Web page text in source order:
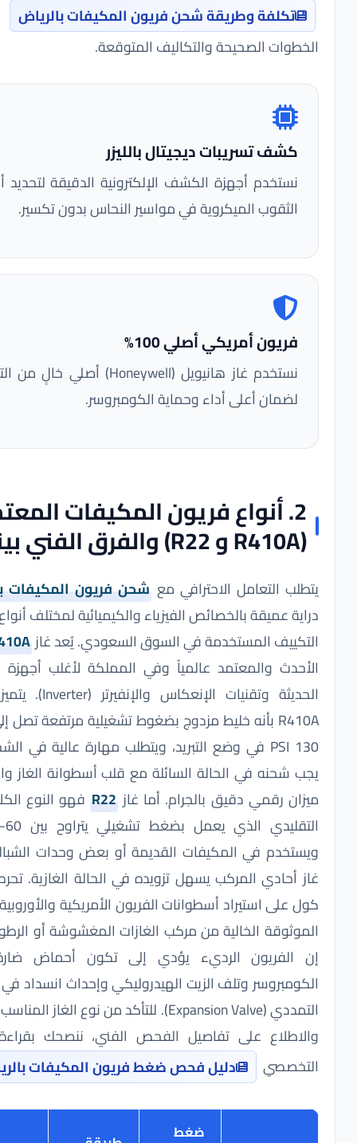
تكلفة وطريقة شحن فريون المكيفات بالرياض
لمعرفة
الصحيحة والتكاليف المتوقعة.
تسريبات ديجيتال بالليزر
أجهزة الكشف الإلكترونية الدقيقة لتحديد أسرع
الميكروية في مواسير النحاس بدون تكسير.
أمريكي أصلي 100%
نستخدم غاز هانيويل (Honeywell) أصلي خالٍ من التلوث
أعلى أداء وحماية الكومبروسر.
2. أنواع فريون المكيفات المعتمدة
التعامل الاحترافي معشحن فريون المكيفات بالرياض
عميقة بالخصائص الفيزياء والكيميائية لمختلف أنواع مبردات
المستخدمة في السوق السعودي. يُعد غازR410Aالنوع
والمعتمد عالمياً وفي المملكة لأغلب أجهزة التكييف
الحديثة وتقنيات الإنعكاس والإنفيرتر (Inverter). يتميز فريون
R410A بأنه خليط مزدوج بضغوط تشغيلية مرتفعة تصل إلى 120-
130 PSI في وضع التبريد، ويتطلب مهارة عالية في الشحن حيث
في الحالة السائلة مع قلب أسطوانة الغاز واستخدام
رقمي دقيق بالجرام. أما غازR22فهو النوع الكلاسيكي
التقليدي الذي يعمل بضغط تشغيلي يتراوح بين 60-70 PSI
في المكيفات القديمة أو بعض وحدات الشباك، وهو
المركب يسهل تزويده في الحالة الغازية. تحرص ايرفو
استيراد أسطوانات الفريون الأمريكية والأوروبية الأصلية
الخالية من مركب الغازات المغشوشة أو الرطوبة، حيث
الرديء يؤدي إلى تكون أحماض ضارة داخل
وتلف الزيت الهيدروليكي وإحداث انسداد في الصمام
التمددي (Expansion Valve). للتأكد من نوع الغاز المناسب لجهازك
على تفاصيل الفحص الفني، ننصحك بقراءة مقالنا
دليل فحص ضغط فريون المكيفات بالرياض .